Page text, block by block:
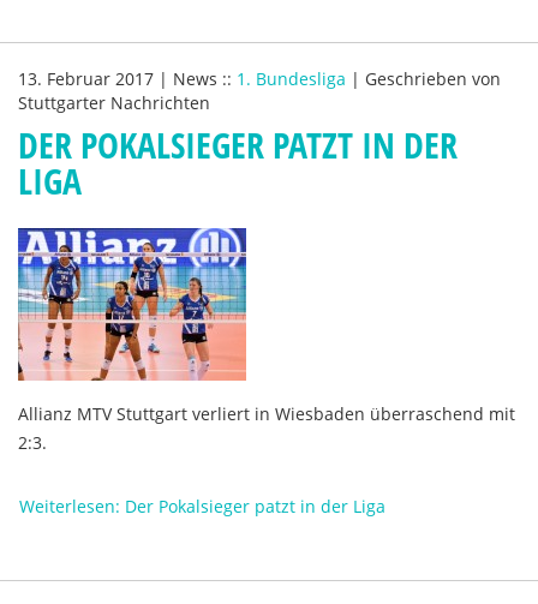
13. Februar 2017 | News :: 1. Bundesliga | Geschrieben von
Stuttgarter Nachrichten
DER POKALSIEGER PATZT IN DER
LIGA
Allianz MTV Stuttgart verliert in Wiesbaden überraschend mit
2:3.
Weiterlesen: Der Pokalsieger patzt in der Liga